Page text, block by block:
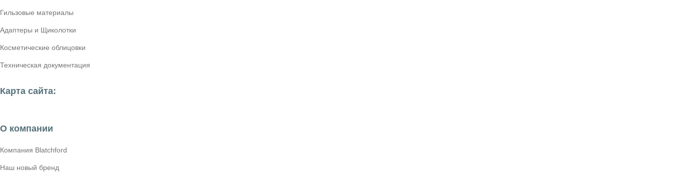
Гильзовые материалы
Адаптеры и Щиколотки
Косметические облицовки
Техническая документация
Карта сайта:
О компании
Компания Blatchford
Наш новый бренд